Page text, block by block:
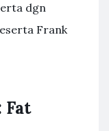
dgn
Frank
Fat